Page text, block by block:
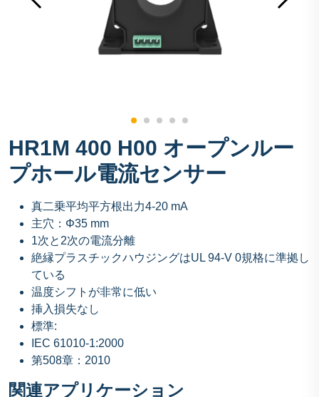
HR1M 400 H00 オープンルー
プホール電流センサー
真二乗平均平方根出力4-20 mA
主穴：Φ35 mm
1次と2次の電流分離
絶縁プラスチックハウジングはUL 94-V 0規格に準拠し
ている
温度シフトが非常に低い
挿入損失なし
標準:
IEC 61010-1:2000
第508章：2010
関連アプリケーション